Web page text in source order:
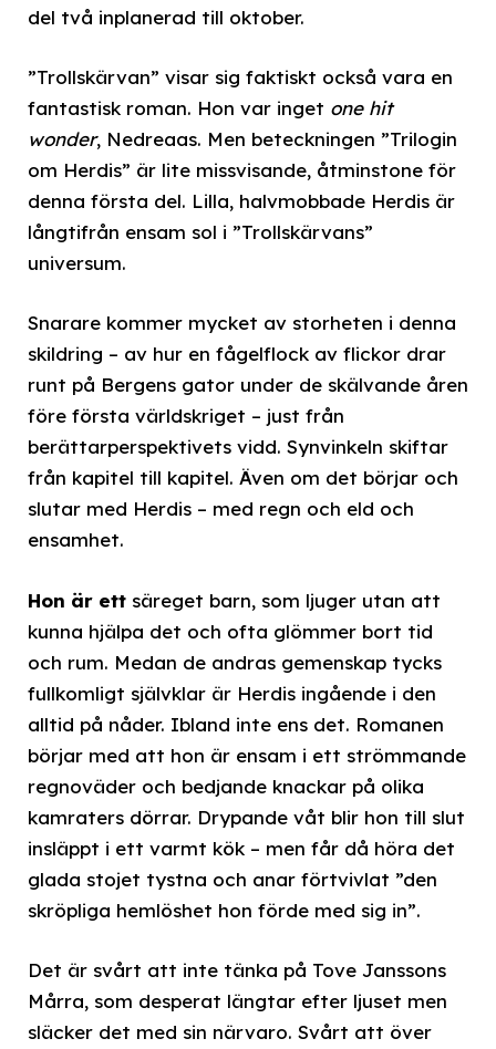
del två inplanerad till oktober.
”Trollskärvan” visar sig faktiskt också vara en
fantastisk roman. Hon var inget one hit
wonder, Nedreaas. Men beteckningen ”Trilogin
om Herdis” är lite missvisande, åtminstone för
denna första del. Lilla, halvmobbade Herdis är
långtifrån ensam sol i ”Trollskärvans”
universum.
Snarare kommer mycket av storheten i denna
skildring – av hur en fågelflock av flickor drar
runt på Bergens gator under de skälvande åren
före första världskriget – just från
berättarperspektivets vidd. Synvinkeln skiftar
från kapitel till kapitel. Även om det börjar och
slutar med Herdis – med regn och eld och
ensamhet.
Hon är ett säreget barn, som ljuger utan att
kunna hjälpa det och ofta glömmer bort tid
och rum. Medan de andras gemenskap tycks
fullkomligt självklar är Herdis ingående i den
alltid på nåder. Ibland inte ens det. Romanen
börjar med att hon är ensam i ett strömmande
regnoväder och bedjande knackar på olika
kamraters dörrar. Drypande våt blir hon till slut
insläppt i ett varmt kök – men får då höra det
glada stojet tystna och anar förtvivlat ”den
skröpliga hemlöshet hon förde med sig in”.
Det är svårt att inte tänka på Tove Janssons
Mårra, som desperat längtar efter ljuset men
släcker det med sin närvaro. Svårt att över